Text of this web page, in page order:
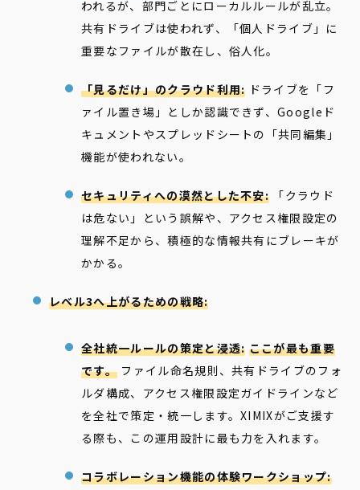
われるが、部門ごとにローカルルールが乱立。
共有ドライブは使われず、「個人ドライブ」に
重要なファイルが散在し、俗人化。
「見るだけ」のクラウド利用: ドライブを「フ
ァイル置き場」としか認識できず、Googleド
キュメントやスプレッドシートの「共同編集」
機能が使われない。
セキュリティへの漠然とした不安: 「クラウド
は危ない」という誤解や、アクセス権限設定の
理解不足から、積極的な情報共有にブレーキが
かかる。
レベル3へ上がるための戦略:
全社統一ルールの策定と浸透: ここが最も重要
です。ファイル命名規則、共有ドライブのフォ
ルダ構成、アクセス権限設定ガイドラインなど
を全社で策定・統一します。XIMIXがご支援す
る際も、この運用設計に最も力を入れます。
コラボレーション機能の体験ワークショップ: